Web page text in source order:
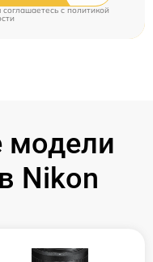
соглашаетесь cполитикой
модели
Nikon